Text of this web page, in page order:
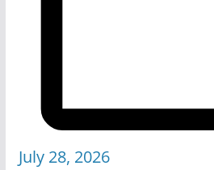
July 28, 2026